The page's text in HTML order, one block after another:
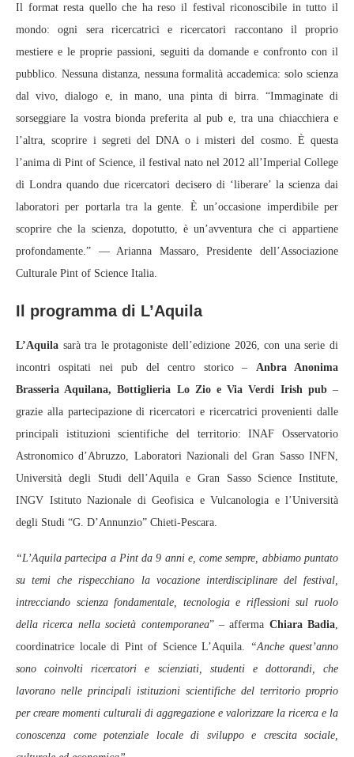
Il format resta quello che ha reso il festival riconoscibile in tutto il
mondo: ogni sera ricercatrici e ricercatori raccontano il proprio
mestiere e le proprie passioni, seguiti da domande e confronto con il
pubblico. Nessuna distanza, nessuna formalità accademica: solo scienza
dal vivo, dialogo e, in mano, una pinta di birra. “Immaginate di
sorseggiare la vostra bionda preferita al pub e, tra una chiacchiera e
l’altra, scoprire i segreti del DNA o i misteri del cosmo. È questa
l’anima di Pint of Science, il festival nato nel 2012 all’Imperial College
di Londra quando due ricercatori decisero di ‘liberare’ la scienza dai
laboratori per portarla tra la gente. È un’occasione imperdibile per
scoprire che la scienza, dopotutto, è un’avventura che ci appartiene
profondamente.” — Arianna Massaro, Presidente dell’Associazione
Culturale Pint of Science Italia.
Il programma di L’Aquila
L’Aquila sarà tra le protagoniste dell’edizione 2026, con una serie di
incontri ospitati nei pub del centro storico – Anbra Anonima
Brasseria Aquilana, Bottiglieria Lo Zio e Via Verdi Irish pub–
grazie alla partecipazione di ricercatori e ricercatrici provenienti dalle
principali istituzioni scientifiche del territorio: INAF Osservatorio
Astronomico d’Abruzzo, Laboratori Nazionali del Gran Sasso INFN,
Università degli Studi dell’Aquila e Gran Sasso Science Institute,
INGV Istituto Nazionale di Geofisica e Vulcanologia e l’Università
degli Studi “G. D’Annunzio” Chieti-Pescara.
“L’Aquila partecipa a Pint da 9 anni e, come sempre, abbiamo puntato
su temi che rispecchiano la vocazione interdisciplinare del festival,
intrecciando scienza fondamentale, tecnologia e riflessioni sul ruolo
della ricerca nella società contemporanea” – afferma Chiara Badia,
coordinatrice locale di Pint of Science L’Aquila.
“Anche quest’anno
sono coinvolti ricercatori e scienziati, studenti e dottorandi, che
lavorano nelle principali istituzioni scientifiche del territorio proprio
per creare momenti culturali di aggregazione e valorizzare la ricerca e la
conoscenza come potenziale locale di sviluppo e crescita sociale,